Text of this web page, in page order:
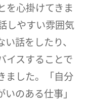
を心掛けてきま
しやすい雰囲気
話をしたり、
イスすることで
ました。「自分
のある仕事」